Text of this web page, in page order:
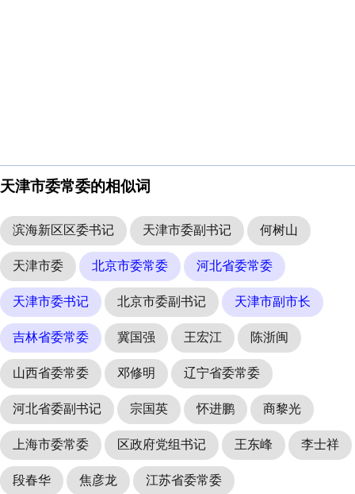
天津市委常委的相似词
滨海新区区委书记 天津市委副书记 何树山
天津市委 北京市委常委 河北省委常委
天津市委书记 北京市委副书记 天津市副市长
吉林省委常委 冀国强 王宏江 陈浙闽
山西省委常委 邓修明 辽宁省委常委
河北省委副书记 宗国英 怀进鹏 商黎光
上海市委常委 区政府党组书记 王东峰 李士祥
段春华 焦彦龙 江苏省委常委